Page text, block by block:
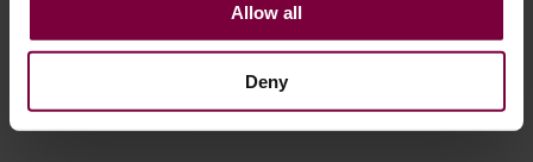
Allow all
Deny
ここでアルミニウムの修復プロセスが重要になります。ひ
び割れた端を接合するだけでなく、最新の修理システム
は、最終的な機械加工と再仕上げの前に欠損した材料を再
構築することができます。.